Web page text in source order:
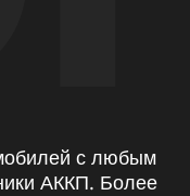
с любым
АККП. Более